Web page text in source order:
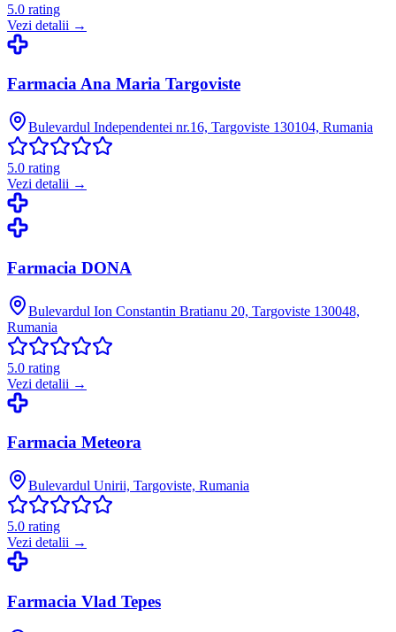
5.0 rating
Vezi detalii →
Farmacia Ana Maria Targoviste
Bulevardul Independentei nr.16, Targoviste 130104, Rumania
5.0 rating
Vezi detalii →
Farmacia DONA
Bulevardul Ion Constantin Bratianu 20, Targoviste 130048,
Rumania
5.0 rating
Vezi detalii →
Farmacia Meteora
Bulevardul Unirii, Targoviste, Rumania
5.0 rating
Vezi detalii →
Farmacia Vlad Tepes